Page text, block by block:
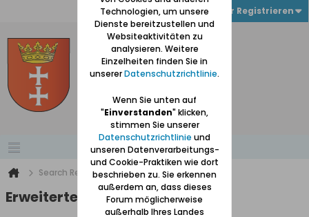
Anmelden oder Registrieren
Search Result
Erweiterte Suche
Technologien, um unsere
Dienste bereitzustellen und
Websiteaktivitäten zu
analysieren. Weitere
Einzelheiten finden Sie in
unsererDatenschutzrichtlinie.
Wenn Sie unten auf
"Einverstanden" klicken,
stimmen Sie unserer
Datenschutzrichtlinie und
unseren Datenverarbeitungs-
und Cookie-Praktiken wie dort
beschrieben zu. Sie erkennen
außerdem an, dass dieses
Forum möglicherweise
außerhalb Ihres Landes